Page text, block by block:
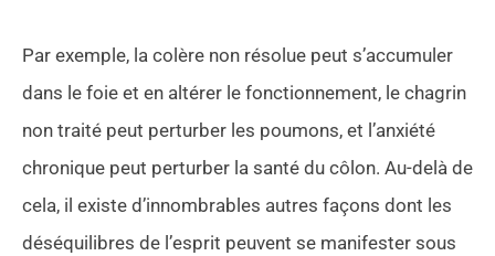
Par exemple, la colère non résolue peut s’accumuler
dans le foie et en altérer le fonctionnement, le chagrin
non traité peut perturber les poumons, et l’anxiété
chronique peut perturber la santé du côlon. Au-delà de
cela, il existe d’innombrables autres façons dont les
déséquilibres de l’esprit peuvent se manifester sous